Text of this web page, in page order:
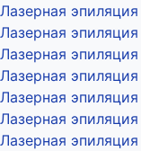
Лазерная
Лазерная эпиляция
Лазерная
Лазерная
Лазерная эпиляция
Лазерная
Лазерная